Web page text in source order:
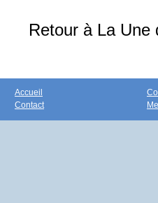
Retour à La Une
Accueil
Contact